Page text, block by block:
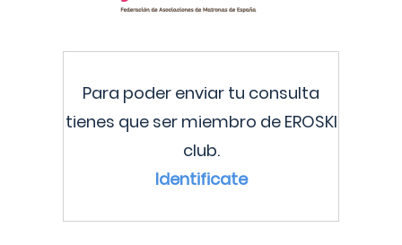
Para poder enviar tu consulta
tienes que ser miembro de EROSKI
club.
Identificate